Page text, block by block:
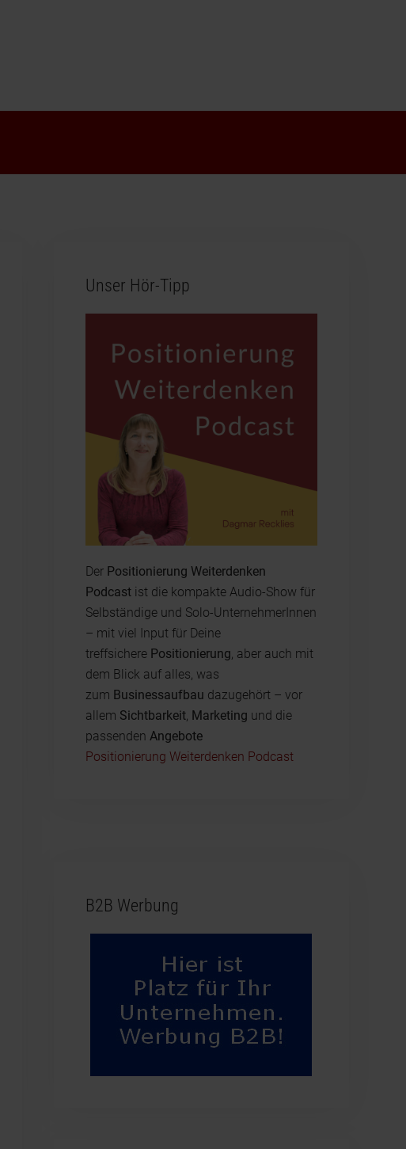
Unser Hör-Tipp
Der Positionierung Weiterdenken
Podcastist die kompakte Audio-Show für
Selbständige und Solo-UnternehmerInnen
– mit viel Input für Deine
treffsichere Positionierung, aber auch mit
dem Blick auf alles, was
zum Businessaufbau dazugehört – vor
allem Sichtbarkeit, Marketing und die
passenden Angebote
Positionierung Weiterdenken Podcast
B2B Werbung